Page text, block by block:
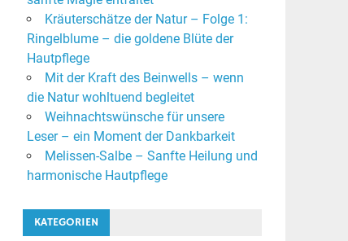
Kräuterschätze der Natur – Folge 1:
Ringelblume – die goldene Blüte der
Hautpflege
Mit der Kraft des Beinwells – wenn
die Natur wohltuend begleitet
Weihnachtswünsche für unsere
Leser – ein Moment der Dankbarkeit
Melissen-Salbe – Sanfte Heilung und
harmonische Hautpflege
KATEGORIEN